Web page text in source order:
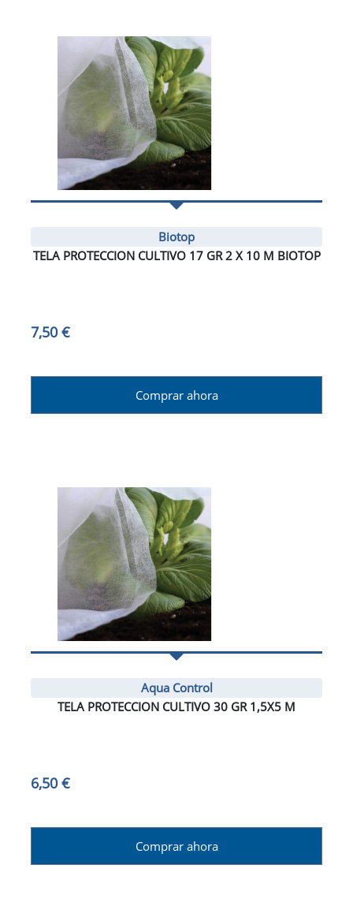
Biotop
TELA PROTECCION CULTIVO 17 GR 2 X 10 M BIOTOP
7,50 €
Comprar ahora
Aqua Control
TELA PROTECCION CULTIVO 30 GR 1,5X5 M
6,50 €
Comprar ahora